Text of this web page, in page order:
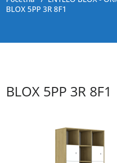
BLOX 5PP 3R 8F1
BLOX 5PP 3R 8F1